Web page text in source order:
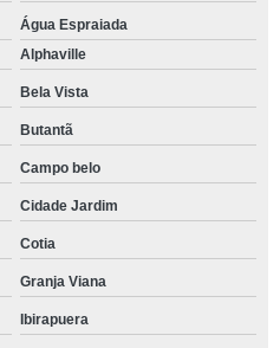
Água Espraiada
Alphaville
Bela Vista
Butantã
Campo belo
Cidade Jardim
Cotia
Granja Viana
Ibirapuera